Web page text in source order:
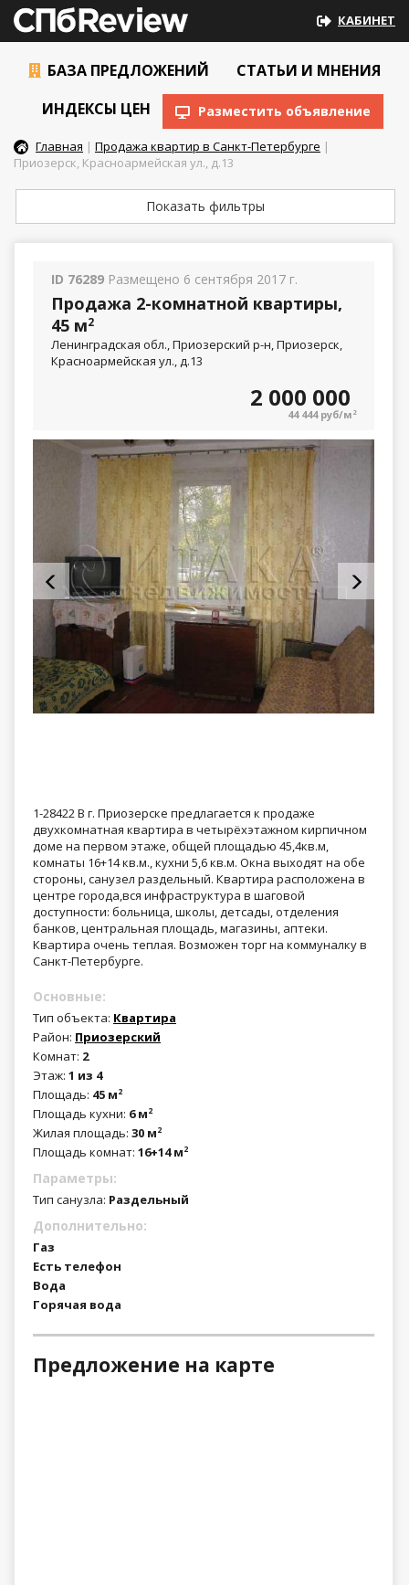
КАБИНЕТ
БАЗА ПРЕДЛОЖЕНИЙ
СТАТЬИ И МНЕНИЯ
ИНДЕКСЫ ЦЕН
Разместить объявление
Главная | Продажа квартир в Санкт-Петербурге |
Приозерск, Красноармейская ул., д.13
Показать фильтры
ID 76289 Размещено 6 сентября 2017 г.
Продажа 2-комнатной квартиры,
45 м2
Ленинградская обл., Приозерский р-н, Приозерск,
Красноармейская ул., д.13
2 000 000
44 444 руб/м 2
1-28422 В г. Приозерске предлагается к продаже
двухкомнатная квартира в четырёхэтажном кирпичном
доме на первом этаже, общей площадью 45,4кв.м,
комнаты 16+14 кв.м., кухни 5,6 кв.м. Окна выходят на обе
стороны, санузел раздельный. Квартира расположена в
центре города,вся инфраструктура в шаговой
доступности: больница, школы, детсады, отделения
банков, центральная площадь, магазины, аптеки.
Квартира очень теплая. Возможен торг на коммуналку в
Санкт-Петербурге.
Основные:
Тип объекта: Квартира
Район: Приозерский
Комнат: 2
Этаж: 1 из 4
Площадь: 45 м2
Площадь кухни: 6 м2
Жилая площадь: 30 м2
Площадь комнат: 16+14 м2
Параметры:
Тип санузла: Раздельный
Дополнительно:
Газ
Есть телефон
Вода
Горячая вода
Предложение на карте